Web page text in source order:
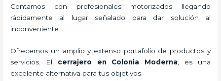
Contamos con profesionales motorizados llegando
rápidamente al lugar señalado para dar solución al
inconveniente.
Ofrecemos un amplio y extenso portafolio de productos y
servicios. El cerrajero en Colonia Moderna , es una
excelente alternativa para tus objetivos.